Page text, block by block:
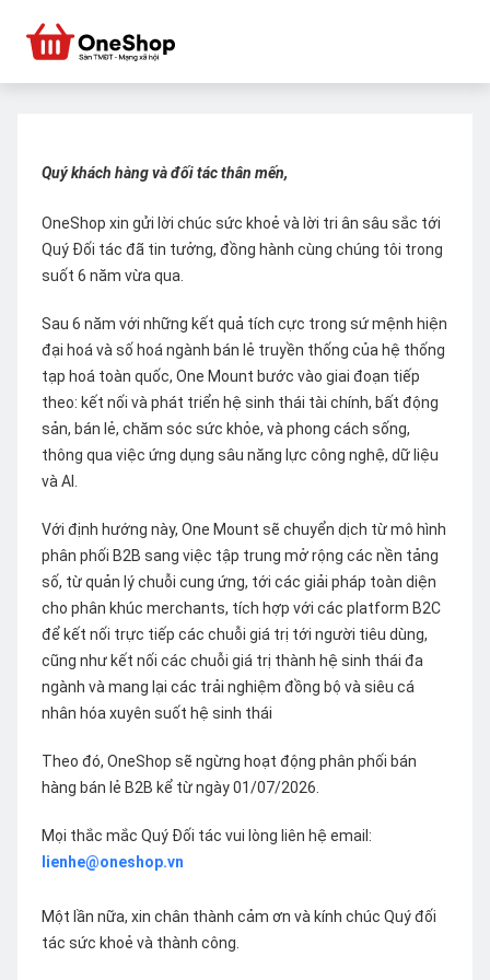
Quý khách hàng và đối tác thân mến,
OneShop xin gửi lời chúc sức khoẻ và lời tri ân sâu sắc tới
Quý Đối tác đã tin tưởng, đồng hành cùng chúng tôi trong
suốt 6 năm vừa qua.
Sau 6 năm với những kết quả tích cực trong sứ mệnh hiện
đại hoá và số hoá ngành bán lẻ truyền thống của hệ thống
tạp hoá toàn quốc, One Mount bước vào giai đoạn tiếp
theo: kết nối và phát triển hệ sinh thái tài chính, bất động
sản, bán lẻ, chăm sóc sức khỏe, và phong cách sống,
thông qua việc ứng dụng sâu năng lực công nghệ, dữ liệu
và AI.
Với định hướng này, One Mount sẽ chuyển dịch từ mô hình
phân phối B2B sang việc tập trung mở rộng các nền tảng
số, từ quản lý chuỗi cung ứng, tới các giải pháp toàn diện
cho phân khúc merchants, tích hợp với các platform B2C
để kết nối trực tiếp các chuỗi giá trị tới người tiêu dùng,
cũng như kết nối các chuỗi giá trị thành hệ sinh thái đa
ngành và mang lại các trải nghiệm đồng bộ và siêu cá
nhân hóa xuyên suốt hệ sinh thái
Theo đó, OneShop sẽ ngừng hoạt động phân phối bán
hàng bán lẻ B2B kể từ ngày 01/07/2026.
Mọi thắc mắc Quý Đối tác vui lòng liên hệ email:
lienhe@oneshop.vn
Một lần nữa, xin chân thành cảm ơn và kính chúc Quý đối
tác sức khoẻ và thành công.